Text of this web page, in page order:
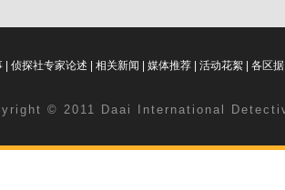
侦探社专家论述 相关新闻 媒体推荐 活动花絮 各区
© 2011 Daai International